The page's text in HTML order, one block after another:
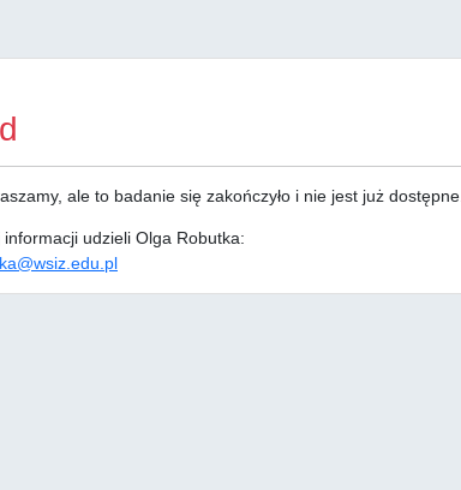
ale to badanie się zakończyło i nie jest już dostępne.
informacji udzieli Olga Robutka: